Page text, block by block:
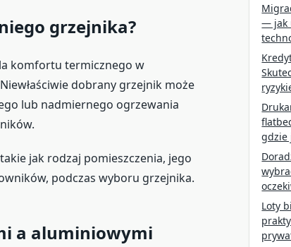
grzejnika?
komfortu termicznego w
dobrany grzejnik może
lub nadmiernego ogrzewania
jak rodzaj pomieszczenia, jego
podczas wyboru grzejnika.
a aluminiowymi
— jak
gdzie
Loty